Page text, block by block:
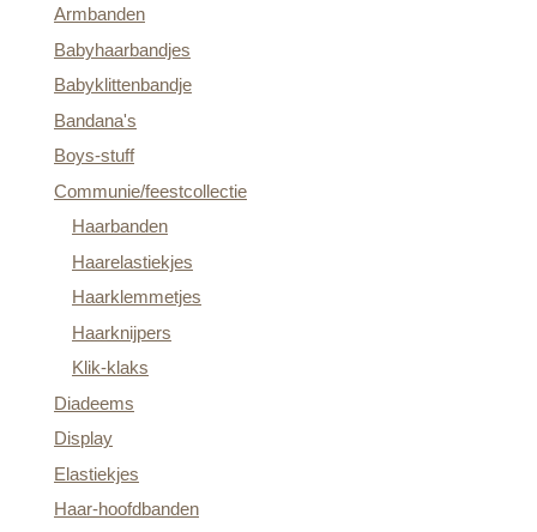
Armbanden
Babyhaarbandjes
Babyklittenbandje
Bandana's
Boys-stuff
Communie/feestcollectie
Haarbanden
Haarelastiekjes
Haarklemmetjes
Haarknijpers
Klik-klaks
Diadeems
Display
Elastiekjes
Haar-hoofdbanden